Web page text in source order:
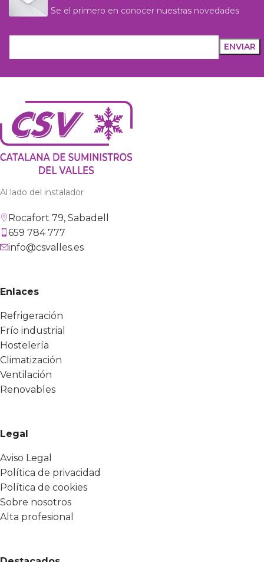
Se el primero en conocer nuestras novedades
Al lado del instalador
Rocafort 79, Sabadell
659 784 777
info@csvalles.es
Enlaces
Refrigeración
Frío industrial
Hostelería
Climatización
Ventilación
Renovables
Legal
Aviso Legal
Política de privacidad
Política de cookies
Sobre nosotros
Alta profesional